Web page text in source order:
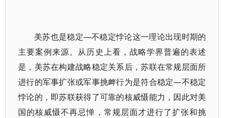
美苏也是稳定—不稳定悖论这一理论出现时期的
主要案例来源。从历史上看，战略学界普遍的表述
是，美苏在构建战略稳定关系后，苏联在常规层面所
进行的军事扩张或军事挑衅行为是符合稳定—不稳定
悖论的，即苏联获得了可靠的核威慑能力，因此对美
国的核威慑不再忌惮，常规层面才进行了扩张和挑